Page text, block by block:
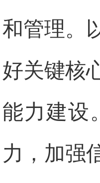
和管理。
好关键核
能力建设
力，加强